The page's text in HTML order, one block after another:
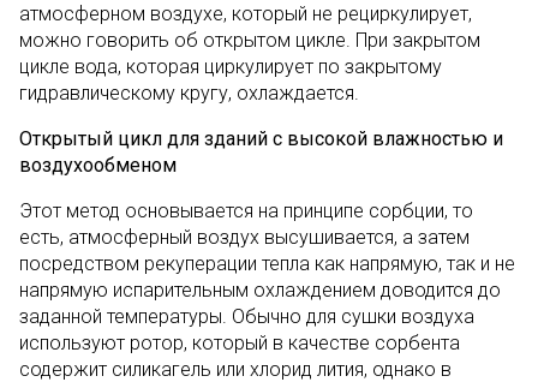
атмосферном воздухе, который не рециркулирует,
можно говорить об открытом цикле. При закрытом
цикле вода, которая циркулирует по закрытому
гидравлическому кругу, охлаждается.
Открытый цикл для зданий с высокой влажностью и
воздухообменом
Этот метод основывается на принципе сорбции, то
есть, атмосферный воздух высушивается, а затем
посредством рекуперации тепла как напрямую, так и не
напрямую испарительным охлаждением доводится до
заданной температуры. Обычно для сушки воздуха
используют ротор, который в качестве сорбента
содержит силикагель или хлорид лития, однако в